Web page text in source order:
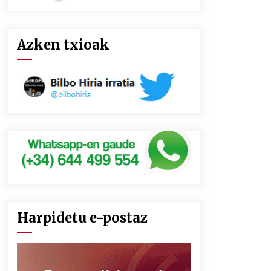
Azken txioak
Harpidetu e-postaz